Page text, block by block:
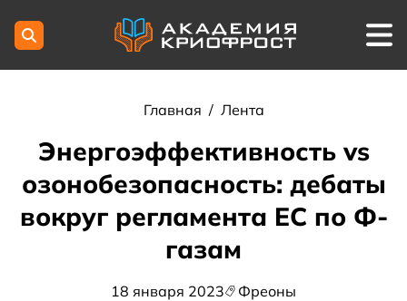
Главная / Лента
Энергоэффективность vs
озонобезопасность: дебаты
вокруг регламента ЕС по Ф-
газам
18 января 2023
Фреоны